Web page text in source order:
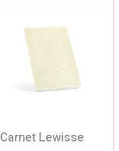
Carnet Lewisse